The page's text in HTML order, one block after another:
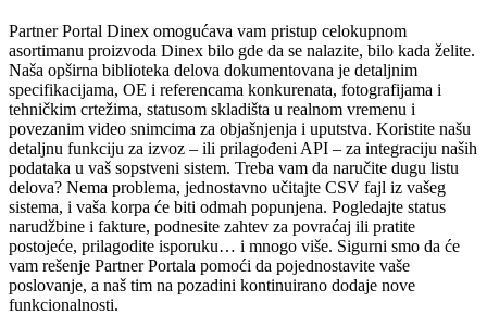
Partner Portal Dinex omogućava vam pristup celokupnom
asortimanu proizvoda Dinex bilo gde da se nalazite, bilo kada želite.
Naša opširna biblioteka delova dokumentovana je detaljnim
specifikacijama, OE i referencama konkurenata, fotografijama i
tehničkim crtežima, statusom skladišta u realnom vremenu i
povezanim video snimcima za objašnjenja i uputstva. Koristite našu
detaljnu funkciju za izvoz – ili prilagođeni API – za integraciju naših
podataka u vaš sopstveni sistem. Treba vam da naručite dugu listu
delova? Nema problema, jednostavno učitajte CSV fajl iz vašeg
sistema, i vaša korpa će biti odmah popunjena. Pogledajte status
narudžbine i fakture, podnesite zahtev za povraćaj ili pratite
postojeće, prilagodite isporuku… i mnogo više. Sigurni smo da će
vam rešenje Partner Portala pomoći da pojednostavite vaše
poslovanje, a naš tim na pozadini kontinuirano dodaje nove
funkcionalnosti.